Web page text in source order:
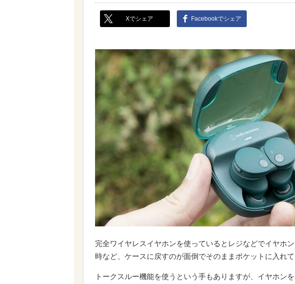
Xでシェア Facebookでシェア
完全ワイヤレスイヤホンを使っているとレジなどでイヤホ
時など、ケースに戻すのが面倒でそのままポケットに入れ
トークスルー機能を使うという手もありますが、イヤホン